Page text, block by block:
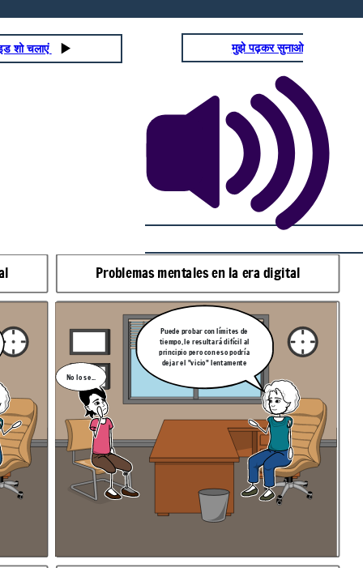
शो चलाएं मुझे पढ़कर सुनाओ
Problemas mentales en la era digital
No lo se...
Puede probar con límites de
tiempo, le resultará difícil al
principio pero con eso podría
dejar el "vicio" lentamente